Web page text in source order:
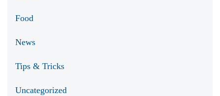
Food
News
Tips & Tricks
Uncategorized